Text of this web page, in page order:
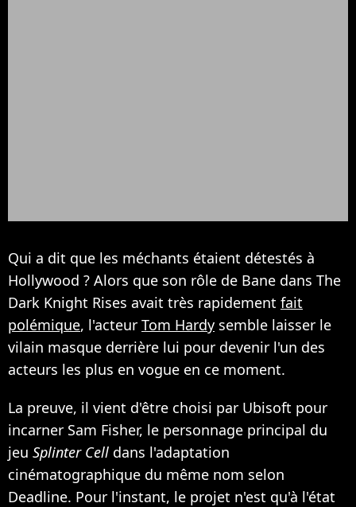
Qui a dit que les méchants étaient détestés à
Hollywood ? Alors que son rôle de Bane dans The
Dark Knight Rises avait très rapidement fait
polémique, l'acteur Tom Hardy semble laisser le
vilain masque derrière lui pour devenir l'un des
acteurs les plus en vogue en ce moment.
La preuve, il vient d'être choisi par Ubisoft pour
incarner Sam Fisher, le personnage principal du
jeu Splinter Cell dans l'adaptation
cinématographique du même nom selon
Deadline. Pour l'instant, le projet n'est qu'à l'état